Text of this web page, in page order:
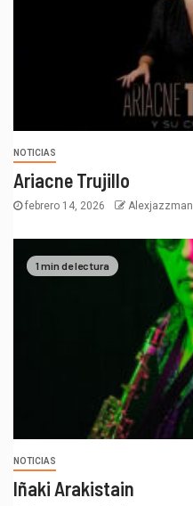
NOTICIAS
Ariacne Trujillo
febrero 14, 2026 Alexjazzman
1 min de lectura
NOTICIAS
Iñaki Arakistain